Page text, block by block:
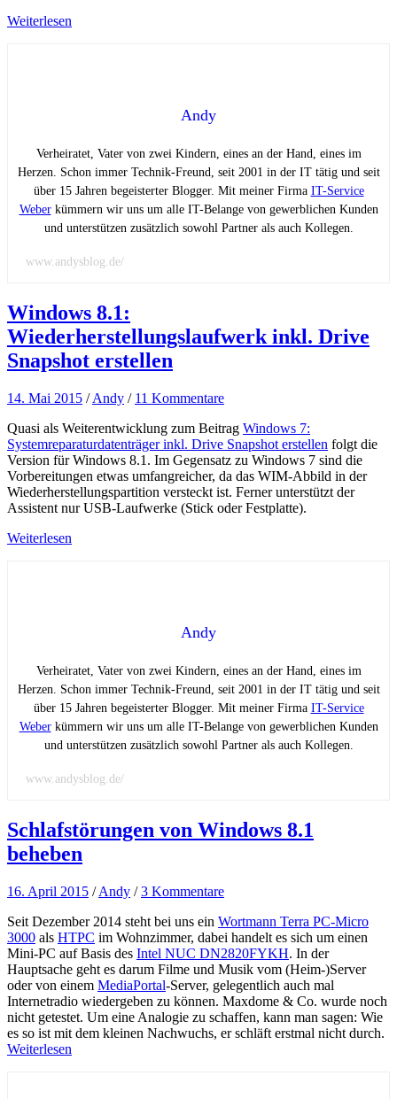
Weiterlesen
Andy
Verheiratet, Vater von zwei Kindern, eines an der Hand, eines im
Herzen. Schon immer Technik-Freund, seit 2001 in der IT tätig und seit
über 15 Jahren begeisterter Blogger. Mit meiner Firma IT-Service
Weberkümmern wir uns um alle IT-Belange von gewerblichen Kunden
und unterstützen zusätzlich sowohl Partner als auch Kollegen.
www.andysblog.de/
Windows 8.1:
Wiederherstellungslaufwerk inkl. Drive
Snapshot erstellen
14. Mai 2015 /Andy / 11 Kommentare
Quasi als Weiterentwicklung zum Beitrag Windows 7:
Systemreparaturdatenträger inkl. Drive Snapshot erstellen folgt die
Version für Windows 8.1. Im Gegensatz zu Windows 7 sind die
Vorbereitungen etwas umfangreicher, da das WIM-Abbild in der
Wiederherstellungspartition versteckt ist. Ferner unterstützt der
Assistent nur USB-Laufwerke (Stick oder Festplatte).
Weiterlesen
Andy
Verheiratet, Vater von zwei Kindern, eines an der Hand, eines im
Herzen. Schon immer Technik-Freund, seit 2001 in der IT tätig und seit
über 15 Jahren begeisterter Blogger. Mit meiner Firma IT-Service
Weberkümmern wir uns um alle IT-Belange von gewerblichen Kunden
und unterstützen zusätzlich sowohl Partner als auch Kollegen.
www.andysblog.de/
Schlafstörungen von Windows 8.1
beheben
16. April 2015 /Andy /3 Kommentare
Seit Dezember 2014 steht bei uns ein Wortmann Terra PC-Micro
3000 als HTPC im Wohnzimmer, dabei handelt es sich um einen
Mini-PC auf Basis des Intel NUC DN2820FYKH. In der
Hauptsache geht es darum Filme und Musik vom (Heim-)Server
oder von einem MediaPortal-Server, gelegentlich auch mal
Internetradio wiedergeben zu können. Maxdome & Co. wurde noch
nicht getestet. Um eine Analogie zu schaffen, kann man sagen: Wie
es so ist mit dem kleinen Nachwuchs, er schläft erstmal nicht durch.
Weiterlesen